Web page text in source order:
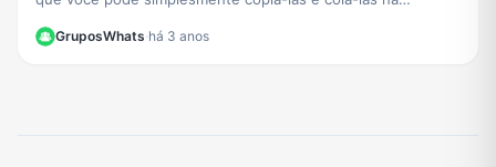
GruposWhats·há 3 anos